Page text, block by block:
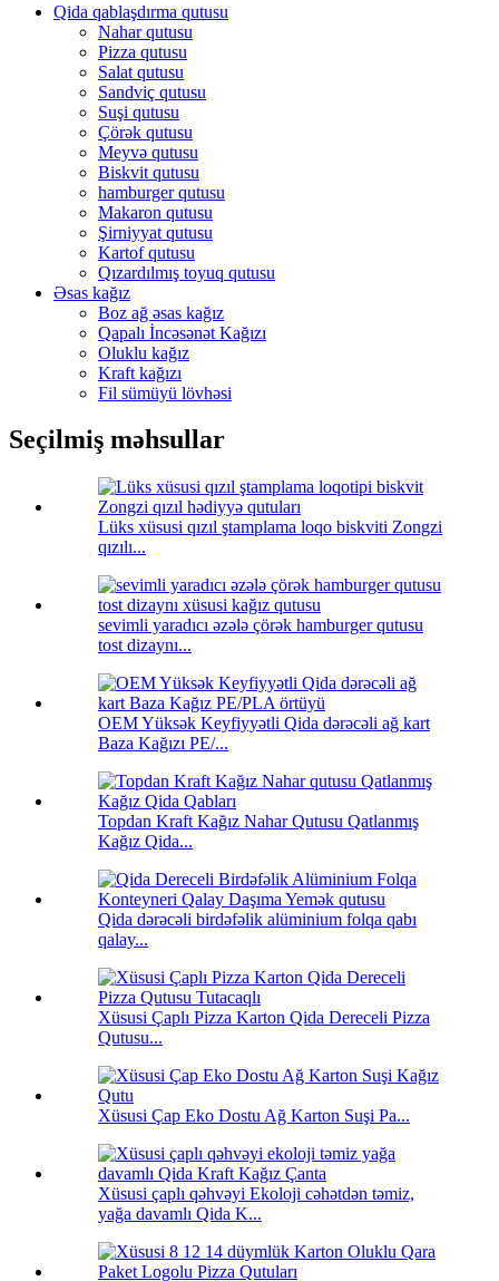
Qida qablaşdırma qutusu
Nahar qutusu
Pizza qutusu
Salat qutusu
Sandviç qutusu
Suşi qutusu
Çörək qutusu
Meyvə qutusu
Biskvit qutusu
hamburger qutusu
Makaron qutusu
Şirniyyat qutusu
Kartof qutusu
Qızardılmış toyuq qutusu
Əsas kağız
Boz ağ əsas kağız
Qapalı İncəsənət Kağızı
Oluklu kağız
Kraft kağızı
Fil sümüyü lövhəsi
Seçilmiş məhsullar
Lüks xüsusi qızıl ştamplama loqo biskviti Zongzi
qızılı...
sevimli yaradıcı əzələ çörək hamburger qutusu
tost dizaynı...
OEM Yüksək Keyfiyyətli Qida dərəcəli ağ kart
Baza Kağızı PE/...
Topdan Kraft Kağız Nahar Qutusu Qatlanmış
Kağız Qida...
Qida dərəcəli birdəfəlik alüminium folqa qabı
qalay...
Xüsusi Çaplı Pizza Karton Qida Dereceli Pizza
Qutusu...
Xüsusi Çap Eko Dostu Ağ Karton Suşi Pa...
Xüsusi çaplı qəhvəyi Ekoloji cəhətdən təmiz,
yağa davamlı Qida K...